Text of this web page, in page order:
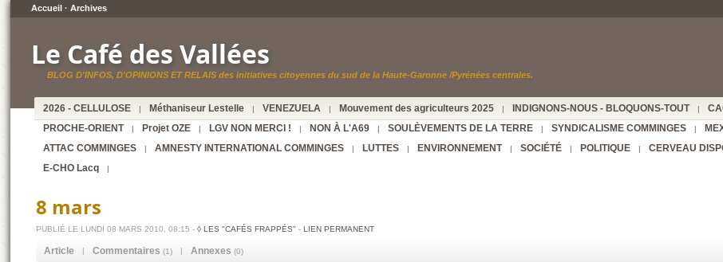
Accueil · Archives
Le Café des Vallées
BLOG D'INFOS, D'OPINIONS ET RELAIS des initiatives citoyennes du sud de la Haute-Garonne /Pyrénées centrales.
2026 - CELLULOSE | Méthaniseur Lestelle | VENEZUELA | Mouvement des agriculteurs 2025 | INDIGNONS-NOUS - BLOQUONS-TOUT |
PROCHE-ORIENT | Projet OZE | LGV NON MERCI ! | NON À L'A69 | SOULÈVEMENTS DE LA TERRE | SYNDICALISME COMMINGES |
ATTAC COMMINGES | AMNESTY INTERNATIONAL COMMINGES | LUTTES | ENVIRONNEMENT | SOCIÉTÉ | POLITIQUE | CERVEAU
E-CHO Lacq |
8 mars
PUBLIÉ LE LUNDI 08 MARS 2010, 08:15 -◊ LES "CAFÉS FRAPPÉS" -LIEN PERMANENT
Article | Commentaires (1) | Annexes (0)